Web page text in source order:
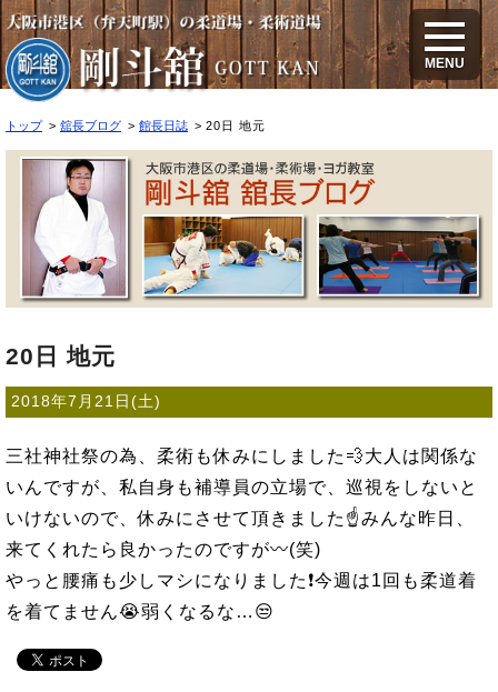
20日 地元
MENU
トップ 舘長ブログ 館長日誌 20日 地元
20日 地元
2018年7月21日(土)
三社神社祭の為、柔術も休みにしました💨大人は関係な
いんですが、私自身も補導員の立場で、巡視をしないと
いけないので、休みにさせて頂きました☝みんな昨日、
来てくれたら良かったのですが〰(笑)
やっと腰痛も少しマシになりました❗今週は1回も柔道着
を着てません😭弱くなるな…😒